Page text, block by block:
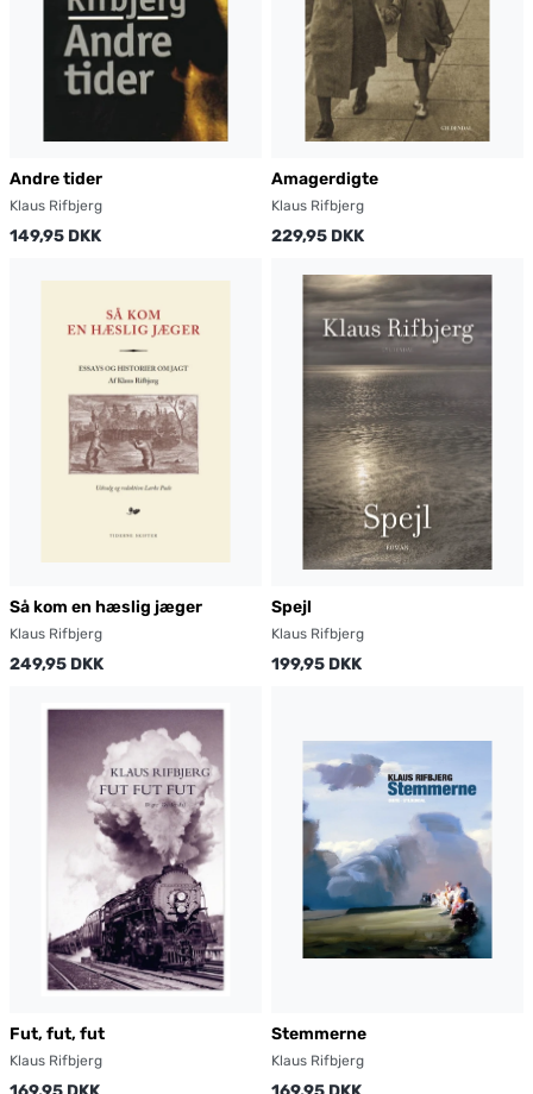
Andre tider
Klaus Rifbjerg
149,95 DKK
Amagerdigte
Klaus Rifbjerg
229,95 DKK
Så kom en hæslig jæger
Klaus Rifbjerg
249,95 DKK
Spejl
Klaus Rifbjerg
199,95 DKK
Fut, fut, fut
Klaus Rifbjerg
Stemmerne
Klaus Rifbjerg